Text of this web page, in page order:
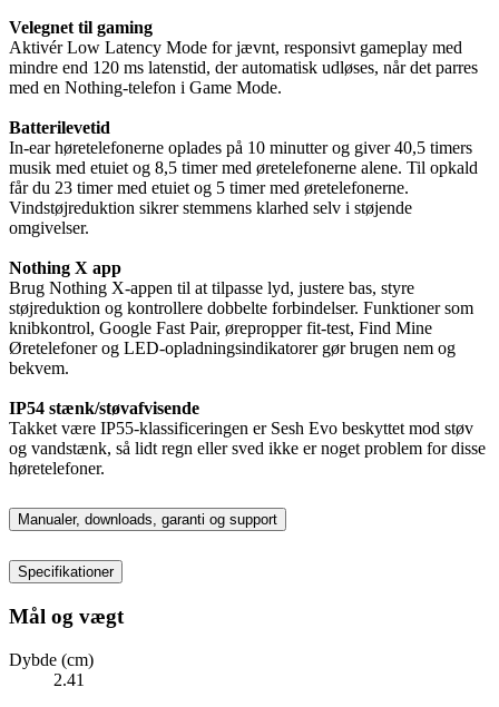
Velegnet til gaming
Aktivér Low Latency Mode for jævnt, responsivt gameplay med
mindre end 120 ms latenstid, der automatisk udløses, når det parres
med en Nothing-telefon i Game Mode.
Batterilevetid
In-ear høretelefonerne oplades på 10 minutter og giver 40,5 timers
musik med etuiet og 8,5 timer med øretelefonerne alene. Til opkald
får du 23 timer med etuiet og 5 timer med øretelefonerne.
Vindstøjreduktion sikrer stemmens klarhed selv i støjende
omgivelser.
Nothing X app
Brug Nothing X-appen til at tilpasse lyd, justere bas, styre
støjreduktion og kontrollere dobbelte forbindelser. Funktioner som
knibkontrol, Google Fast Pair, ørepropper fit-test, Find Mine
Øretelefoner og LED-opladningsindikatorer gør brugen nem og
bekvem.
IP54 stænk/støvafvisende
Takket være IP55-klassificeringen er Sesh Evo beskyttet mod støv
og vandstænk, så lidt regn eller sved ikke er noget problem for disse
høretelefoner.
Manualer, downloads, garanti og support
Specifikationer
Mål og vægt
Dybde (cm)
2.41